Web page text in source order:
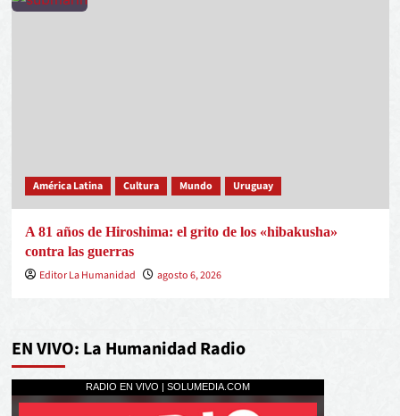
América Latina Cultura Mundo Uruguay
A 81 años de Hiroshima: el grito de los «hibakusha»
contra las guerras
Editor La Humanidad
agosto 6, 2026
EN VIVO: La Humanidad Radio